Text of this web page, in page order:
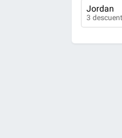
Jordan
3